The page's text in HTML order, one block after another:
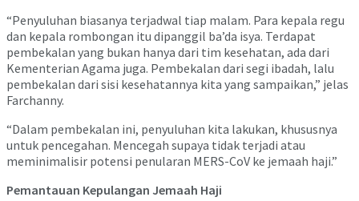
“Penyuluhan biasanya terjadwal tiap malam. Para kepala regu
dan kepala rombongan itu dipanggil ba’da isya. Terdapat
pembekalan yang bukan hanya dari tim kesehatan, ada dari
Kementerian Agama juga. Pembekalan dari segi ibadah, lalu
pembekalan dari sisi kesehatannya kita yang sampaikan,” jelas
Farchanny.
“Dalam pembekalan ini, penyuluhan kita lakukan, khususnya
untuk pencegahan. Mencegah supaya tidak terjadi atau
meminimalisir potensi penularan MERS-CoV ke jemaah haji.”
Pemantauan Kepulangan Jemaah Haji